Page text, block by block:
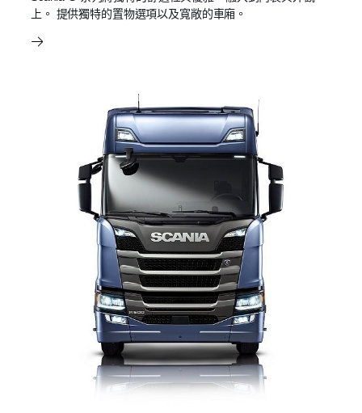
上。 提供獨特的置物選項以及寬敞的車廂。